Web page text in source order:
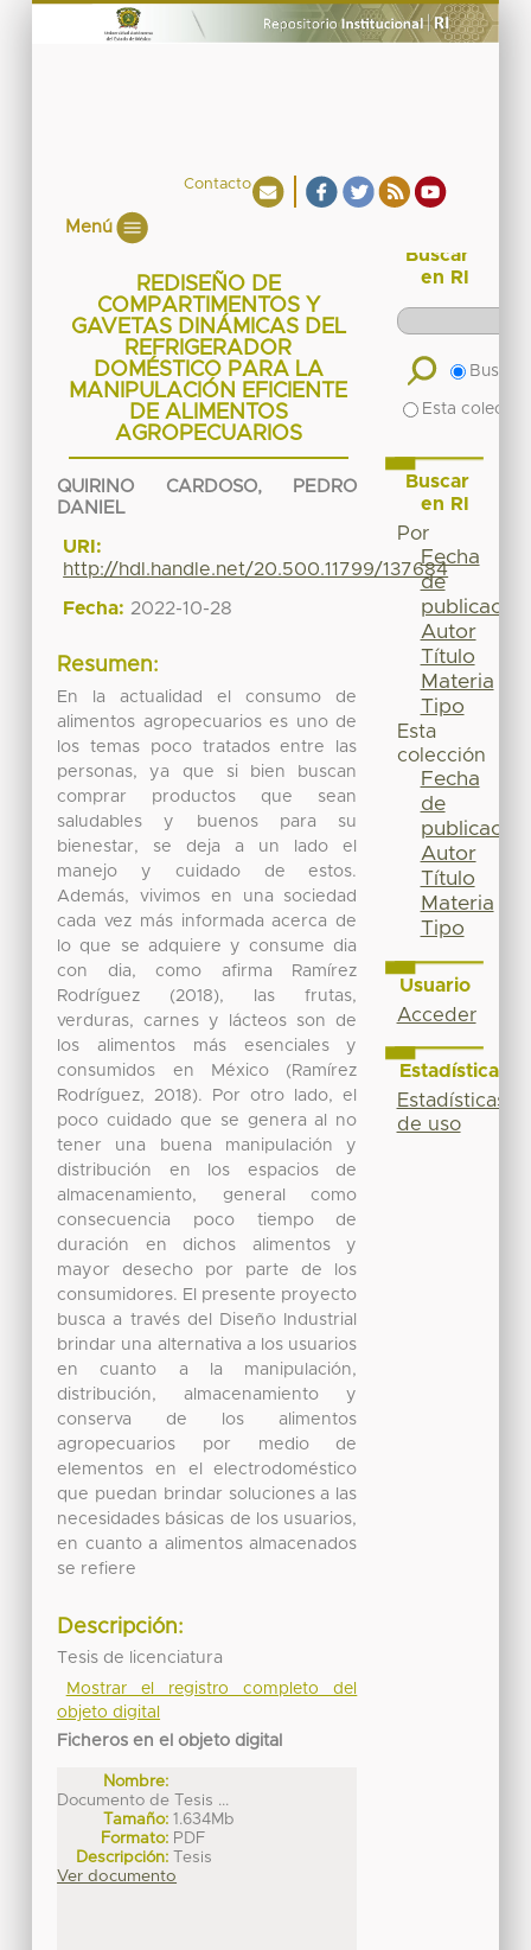
Contacto
Menú
REDISEÑO DE
COMPARTIMENTOS Y
GAVETAS DINÁMICAS DEL
REFRIGERADOR
DOMÉSTICO PARA LA
MANIPULACIÓN EFICIENTE
DE ALIMENTOS
AGROPECUARIOS
QUIRINO CARDOSO, PEDRO
DANIEL
URI:
http://hdl.handle.net/20.500.11799/137684
Fecha: 2022-10-28
Resumen:
En la actualidad el consumo de
alimentos agropecuarios es uno de
los temas poco tratados entre las
personas, ya que si bien buscan
comprar productos que sean
saludables y buenos para su
bienestar, se deja a un lado el
manejo y cuidado de estos.
Además, vivimos en una sociedad
cada vez más informada acerca de
lo que se adquiere y consume dia
con dia, como afirma Ramírez
Rodríguez (2018), las frutas,
verduras, carnes y lácteos son de
los alimentos más esenciales y
consumidos en México (Ramírez
Rodríguez, 2018). Por otro lado, el
poco cuidado que se genera al no
tener una buena manipulación y
distribución en los espacios de
almacenamiento, general como
consecuencia poco tiempo de
duración en dichos alimentos y
mayor desecho por parte de los
consumidores. El presente proyecto
busca a través del Diseño Industrial
brindar una alternativa a los usuarios
en cuanto a la manipulación,
distribución, almacenamiento y
conserva de los alimentos
agropecuarios por medio de
elementos en el electrodoméstico
que puedan brindar soluciones a las
necesidades básicas de los usuarios,
en cuanto a alimentos almacenados
se refiere
Descripción:
Tesis de licenciatura
Mostrar el registro completo del
objeto digital
Ficheros en el objeto digital
Nombre:
Documento de Tesis ...
Tamaño: 1.634Mb
Formato: PDF
Descripción:
Tesis
Ver documento
Buscar
en RI
Buscar
Esta
Buscar
en RI
Por
Fecha
de
publicación
Autor
Título
Materia
Tipo
Esta
colección
Fecha
de
publicación
Autor
Título
Materia
Tipo
Usuario
Acceder
Estadísticas
Estadísticas
de uso